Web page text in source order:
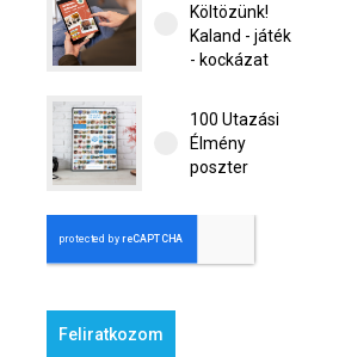
Költözünk!
Kaland - játék
- kockázat
100 Utazási
Élmény
poszter
Feliratkozom